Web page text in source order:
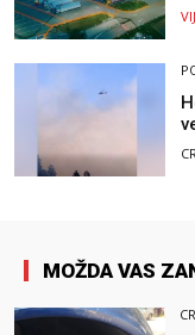
i
MOŽDA VAS